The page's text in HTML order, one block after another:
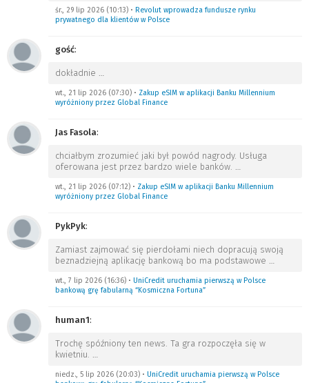
śr., 29 lip 2026 (10:13) • Revolut wprowadza fundusze rynku
prywatnego dla klientów w Polsce
gość:
dokładnie …
wt., 21 lip 2026 (07:30) • Zakup eSIM w aplikacji Banku Millennium
wyróżniony przez Global Finance
Jas Fasola:
chciałbym zrozumieć jaki był powód nagrody. Usługa
oferowana jest przez bardzo wiele banków. …
wt., 21 lip 2026 (07:12) • Zakup eSIM w aplikacji Banku Millennium
wyróżniony przez Global Finance
PykPyk:
Zamiast zajmować się pierdołami niech dopracują swoją
beznadziejną aplikację bankową bo ma podstawowe …
wt., 7 lip 2026 (16:36) • UniCredit uruchamia pierwszą w Polsce
bankową grę fabularną “Kosmiczna Fortuna”
human1:
Trochę spóźniony ten news. Ta gra rozpoczęła się w
kwietniu. …
niedz., 5 lip 2026 (20:03) • UniCredit uruchamia pierwszą w Polsce